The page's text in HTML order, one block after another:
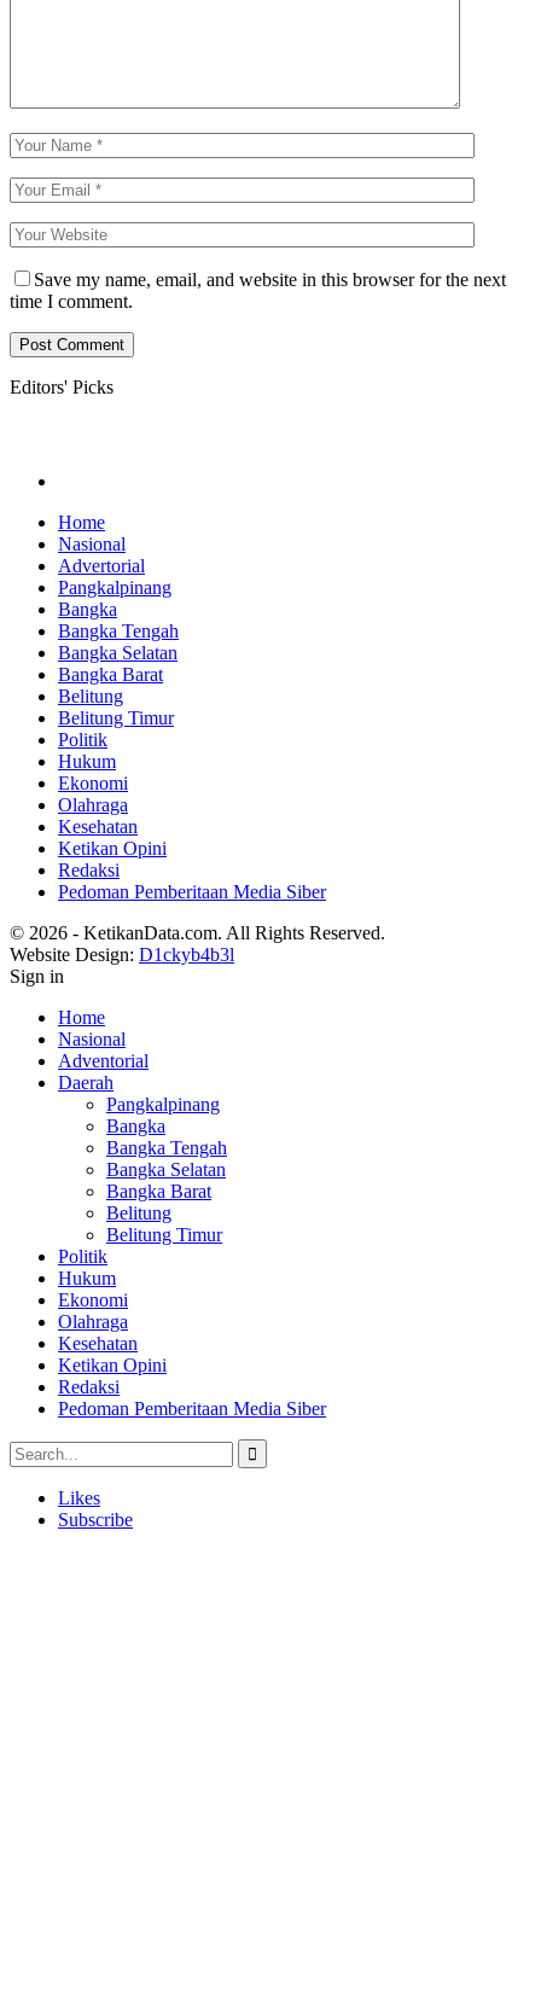
Save my name, email, and website in this browser for the next
time I comment.
Editors' Picks
Home
Nasional
Advertorial
Pangkalpinang
Bangka
Bangka Tengah
Bangka Selatan
Bangka Barat
Belitung
Belitung Timur
Politik
Hukum
Ekonomi
Olahraga
Kesehatan
Ketikan Opini
Redaksi
Pedoman Pemberitaan Media Siber
© 2026 - KetikanData.com. All Rights Reserved.
Website Design: D1ckyb4b3l
Sign in
Home
Nasional
Adventorial
Daerah
Pangkalpinang
Bangka
Bangka Tengah
Bangka Selatan
Bangka Barat
Belitung
Belitung Timur
Politik
Hukum
Ekonomi
Olahraga
Kesehatan
Ketikan Opini
Redaksi
Pedoman Pemberitaan Media Siber
Likes
Subscribe